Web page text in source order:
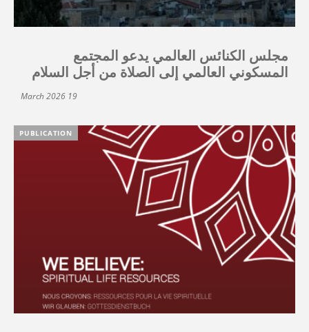
مجلس الكنائس العالمي يدعو المجتمع
المسكوني العالمي إلى الصلاة من أجل السلام
19 March 2026
PUBLICATION